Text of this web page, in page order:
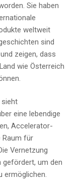
Sie haben
weltweit
sind
zeigen, dass
wie Österreich
eine lebendige
Accelerator-
Raum für
Vernetzung
gefördert, um den
ermöglichen.